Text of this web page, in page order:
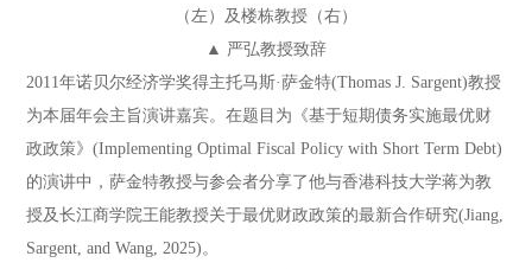
（左）及楼栋教授（右）
▲ 严弘教授致辞
2011年诺贝尔经济学奖得主托马斯·萨金特(Thomas J. Sargent)教授
为本届年会主旨演讲嘉宾。在题目为《基于短期债务实施最优财
政政策》(Implementing Optimal Fiscal Policy with Short Term Debt)
的演讲中，萨金特教授与参会者分享了他与香港科技大学蒋为教
授及长江商学院王能教授关于最优财政政策的最新合作研究(Jiang,
Sargent, and Wang, 2025)。